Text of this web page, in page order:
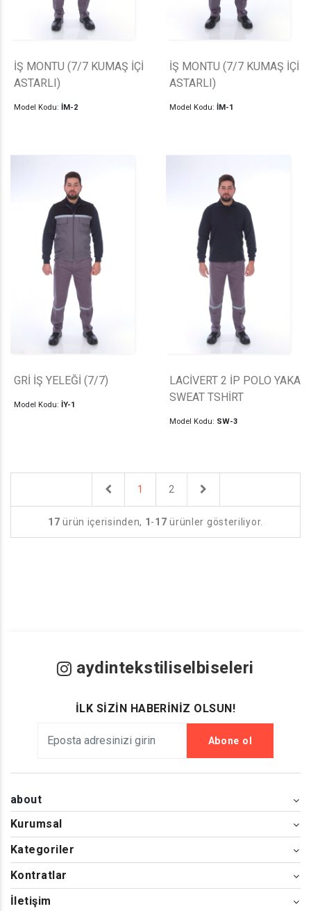
İŞ MONTU (7/7 KUMAŞ İÇİ
ASTARLI)
Model Kodu: İM-2
İŞ MONTU (7/7 KUMAŞ İÇİ
ASTARLI)
Model Kodu: İM-1
GRİ İŞ YELEĞİ (7/7)
Model Kodu: İY-1
LACİVERT 2 İP POLO YAKA
SWEAT TSHİRT
Model Kodu: SW-3
Previous
1 2 Next
17 ürün içerisinden, 1 -17 ürünler gösteriliyor.
aydintekstiliselbiseleri
İLK SİZİN HABERİNİZ OLSUN!
Abone ol
about
Kurumsal
Kategoriler
Kontratlar
İletişim